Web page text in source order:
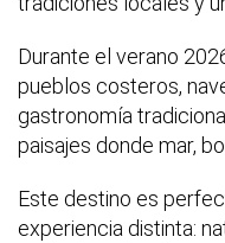
Durante el verano
pueblos costeros,
gastronomía
paisajes donde mar,
Este destino es
experiencia distinta: